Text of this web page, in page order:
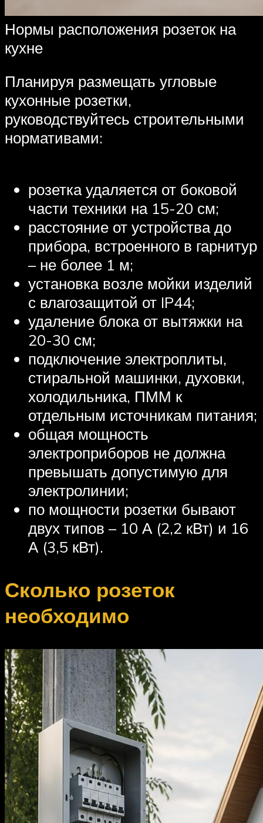
Нормы расположения розеток на
кухне
Планируя размещать угловые
кухонные розетки,
руководствуйтесь строительными
нормативами:
розетка удаляется от боковой
части техники на 15-20 см;
расстояние от устройства до
прибора, встроенного в гарнитур
– не более 1 м;
установка возле мойки изделий
с влагозащитой от IP44;
удаление блока от вытяжки на
20-30 см;
подключение электроплиты,
стиральной машинки, духовки,
холодильника, ПММ к
отдельным источникам питания;
общая мощность
электроприборов не должна
превышать допустимую для
электролинии;
по мощности розетки бывают
двух типов – 10 А (2,2 кВт) и 16
А (3,5 кВт).
Сколько розеток
необходимо